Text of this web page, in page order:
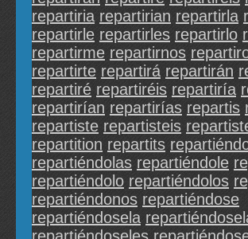
repartiria repartirian repartirla
repartirle repartirles repartirlo
repartirme repartirnos
repartirte repartirá repartirán
repartiré repartiréis repartiría
repartirían repartirías repartis
repartiste repartisteis
repartition repartits
repartiéndolas repartiéndole
repartiéndolo repartiéndolos
repartiéndonos repartiéndose
repartiéndosela